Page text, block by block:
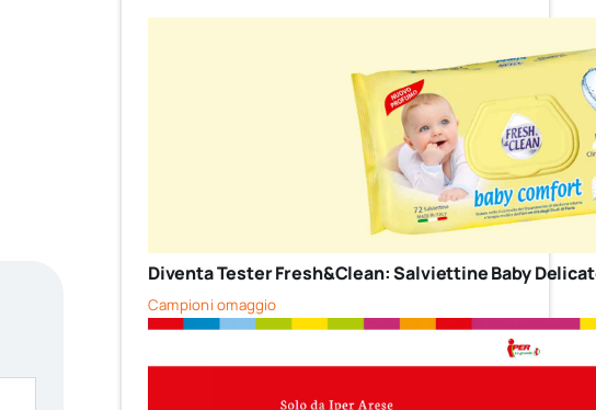
Diventa Tester Fresh&Clean: Salviettine Baby
Campioni omaggio